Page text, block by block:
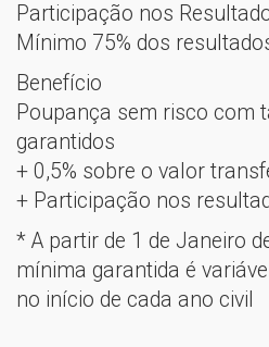
Participação nos
Mínimo 75% dos
Benefício
Poupança sem risco com
garantidos
+ 0,5% sobre o valor
+ Participação nos
* A partir de 1 de Janeiro
mínima garantida é
no início de cada ano civil